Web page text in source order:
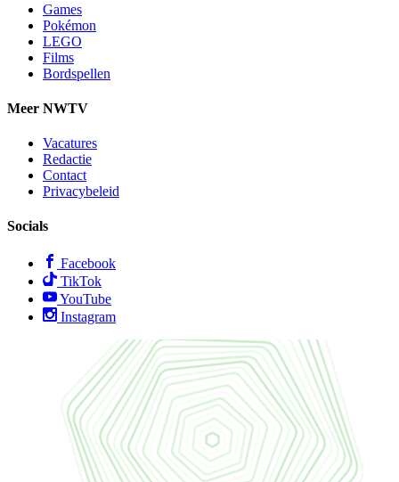
Games
Pokémon
LEGO
Films
Bordspellen
Meer NWTV
Vacatures
Redactie
Contact
Privacybeleid
Socials
Facebook
TikTok
YouTube
Instagram